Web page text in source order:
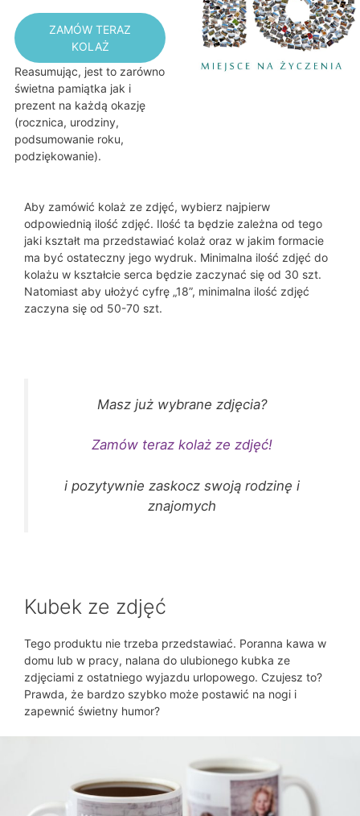
ZAMÓW TERAZ
KOLAŻ
Reasumując, jest to zarówno
świetna pamiątka jak i
prezent na każdą okazję
(rocznica, urodziny,
podsumowanie roku,
podziękowanie).
Aby zamówić kolaż ze zdjęć, wybierz najpierw
odpowiednią ilość zdjęć. Ilość ta będzie zależna od tego
jaki kształt ma przedstawiać kolaż oraz w jakim formacie
ma być ostateczny jego wydruk. Minimalna ilość zdjęć do
kolażu w kształcie serca będzie zaczynać się od 30 szt.
Natomiast aby ułożyć cyfrę „18”, minimalna ilość zdjęć
zaczyna się od 50-70 szt.
Masz już wybrane zdjęcia?
Zamów teraz kolaż ze zdjęć!
i pozytywnie zaskocz swoją rodzinę i
znajomych
Kubek ze zdjęć
Tego produktu nie trzeba przedstawiać. Poranna kawa w
domu lub w pracy, nalana do ulubionego kubka ze
zdjęciami z ostatniego wyjazdu urlopowego. Czujesz to?
Prawda, że bardzo szybko może postawić na nogi i
zapewnić świetny humor?